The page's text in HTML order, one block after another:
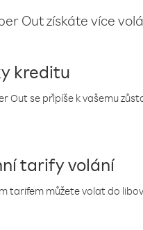
Out získáte více
kreditu
Out se připíše k vašemu
tarify volání
tarifem můžete volat do